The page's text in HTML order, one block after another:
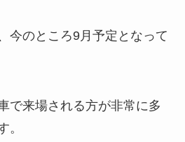
今のところ9月予定となって
で来場される方が非常に多
。